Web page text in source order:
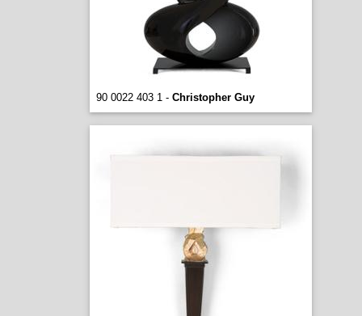
90 0022 403 1 - Christopher Guy